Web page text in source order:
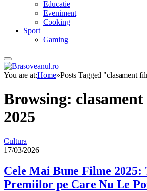
Educatie
Eveniment
Cooking
Sport
Gaming
You are at:Home»Posts Tagged "clasament
Browsing:
2025
Cultura
17/03/2026
Cele Mai Bune Filme 2025:
Premiilor pe Care Nu Le